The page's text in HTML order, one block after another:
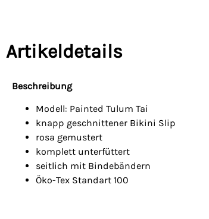
Artikeldetails
Beschreibung
Modell: Painted Tulum Tai
knapp geschnittener Bikini Slip
rosa gemustert
komplett unterfüttert
seitlich mit Bindebändern
Öko-Tex Standart 100